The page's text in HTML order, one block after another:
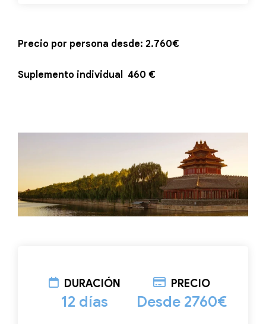
Precio por persona desde: 2.760€
Suplemento individual 460 €
DURACIÓN
12 días
PRECIO
Desde 2760€